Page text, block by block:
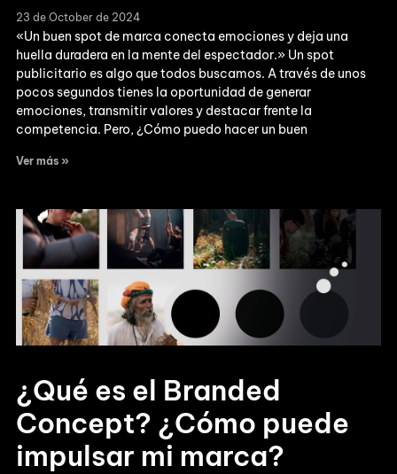
23 de October de 2024
«Un buen spot de marca conecta emociones y deja una
huella duradera en la mente del espectador.» Un spot
publicitario es algo que todos buscamos. A través de unos
pocos segundos tienes la oportunidad de generar
emociones, transmitir valores y destacar frente la
competencia. Pero, ¿Cómo puedo hacer un buen
Ver más »
¿Qué es el Branded
Concept? ¿Cómo puede
impulsar mi marca?